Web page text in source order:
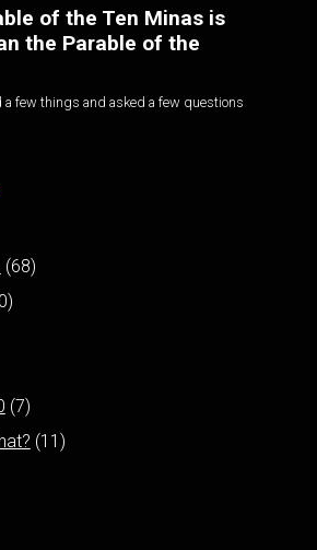
of the Ten Minas is
the Parable of the
a few things and asked a few questions
(68)
(7)
(11)